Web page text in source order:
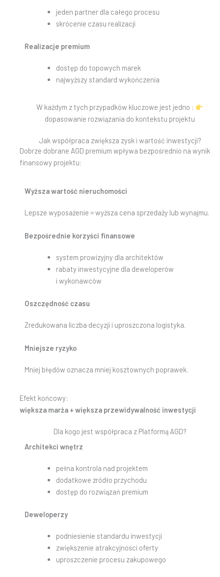
jeden partner dla całego procesu
skrócenie czasu realizacji
Realizacje premium
dostęp do topowych marek
najwyższy standard wykończenia
W każdym z tych przypadków kluczowe jest jedno :
dopasowanie rozwiązania do kontekstu projektu
Jak współpraca zwiększa zysk i wartość inwestycji?
Dobrze dobrane AGD premium wpływa bezpośrednio na wynik
finansowy projektu:
Wyższa wartość nieruchomości
Lepsze wyposażenie = wyższa cena sprzedaży lub wynajmu.
Bezpośrednie korzyści finansowe
system prowizyjny dla architektów
rabaty inwestycyjne dla deweloperów
i wykonawców
Oszczędność czasu
Zredukowana liczba decyzji i uproszczona logistyka.
Mniejsze ryzyko
Mniej błędów oznacza mniej kosztownych poprawek.
Efekt końcowy:
większa marża + większa przewidywalność inwestycji
Dla kogo jest współpraca z Platformą AGD?
Architekci wnętrz
pełna kontrola nad projektem
dodatkowe źródło przychodu
dostęp do rozwiązań premium
Deweloperzy
podniesienie standardu inwestycji
zwiększenie atrakcyjności oferty
uproszczenie procesu zakupowego